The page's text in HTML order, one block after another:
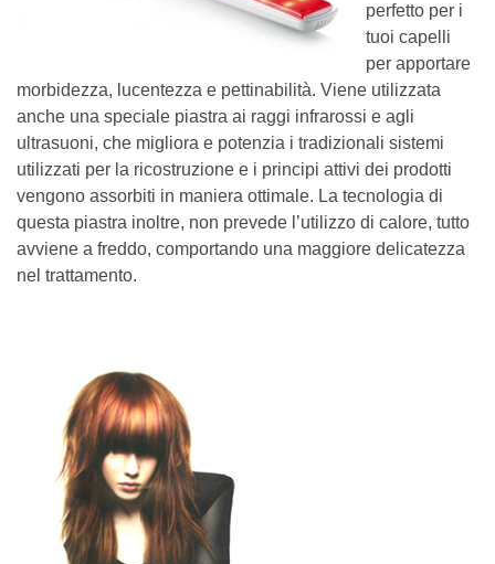
perfetto per i
tuoi capelli
per apportare
morbidezza, lucentezza e pettinabilità. Viene utilizzata
anche una speciale piastra ai raggi infrarossi e agli
ultrasuoni, che migliora e potenzia i tradizionali sistemi
utilizzati per la ricostruzione e i principi attivi dei prodotti
vengono assorbiti in maniera ottimale. La tecnologia di
questa piastra inoltre, non prevede l’utilizzo di calore, tutto
avviene a freddo, comportando una maggiore delicatezza
nel trattamento.